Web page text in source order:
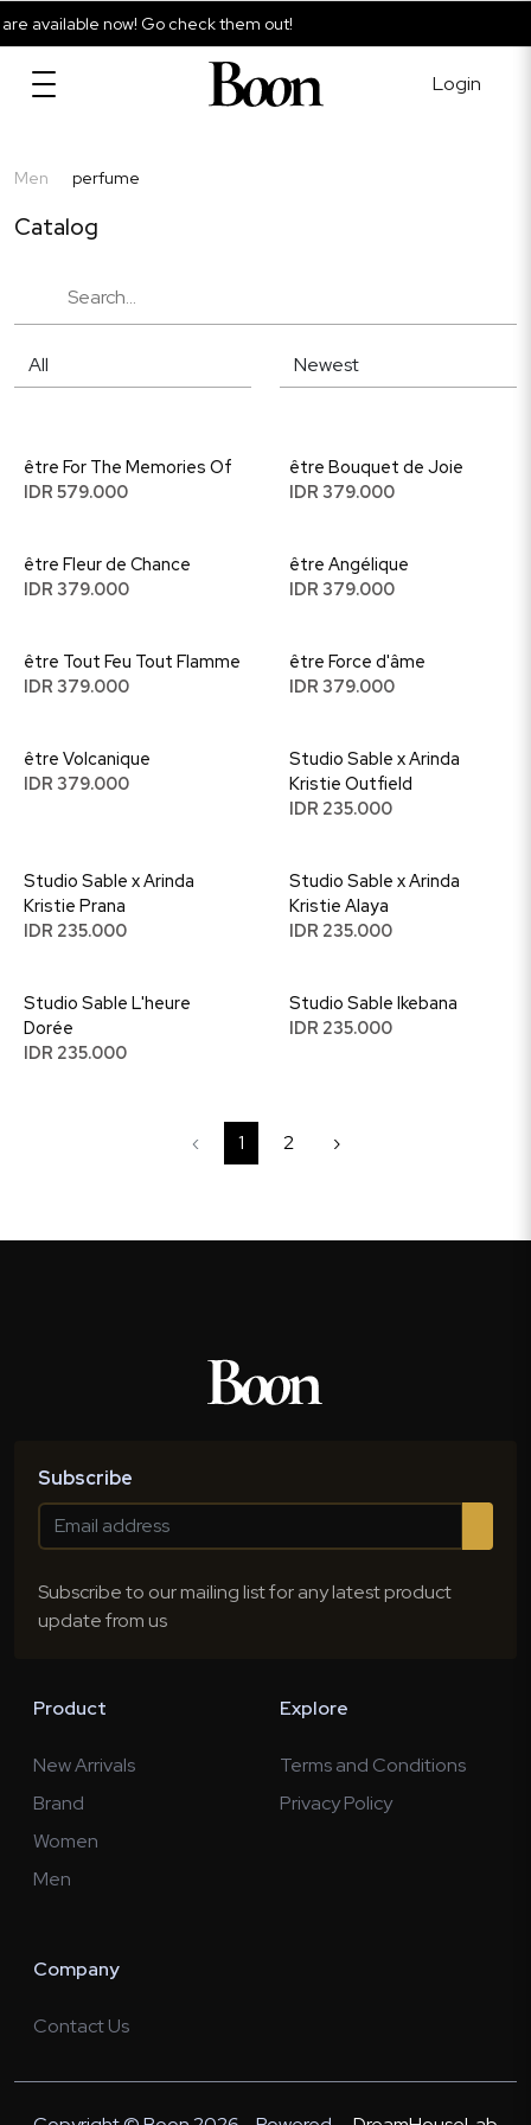
available now! Go check them out!
Login
Men perfume
Catalog
être For The Memories Of
IDR 579.000
être Bouquet de Joie
IDR 379.000
être Fleur de Chance
IDR 379.000
être Angélique
IDR 379.000
être Tout Feu Tout Flamme
IDR 379.000
être Force d'âme
IDR 379.000
être Volcanique
IDR 379.000
Studio Sable x Arinda
Kristie Outfield
IDR 235.000
Studio Sable x Arinda
Kristie Prana
IDR 235.000
Studio Sable x Arinda
Kristie Alaya
IDR 235.000
Studio Sable L'heure
Dorée
IDR 235.000
Studio Sable Ikebana
IDR 235.000
‹ 1 2 ›
Subscribe
Subscribe to our mailing list for any latest product
update from us
Product
New Arrivals
Brand
Women
Men
Explore
Terms and Conditions
Privacy Policy
Company
Contact Us